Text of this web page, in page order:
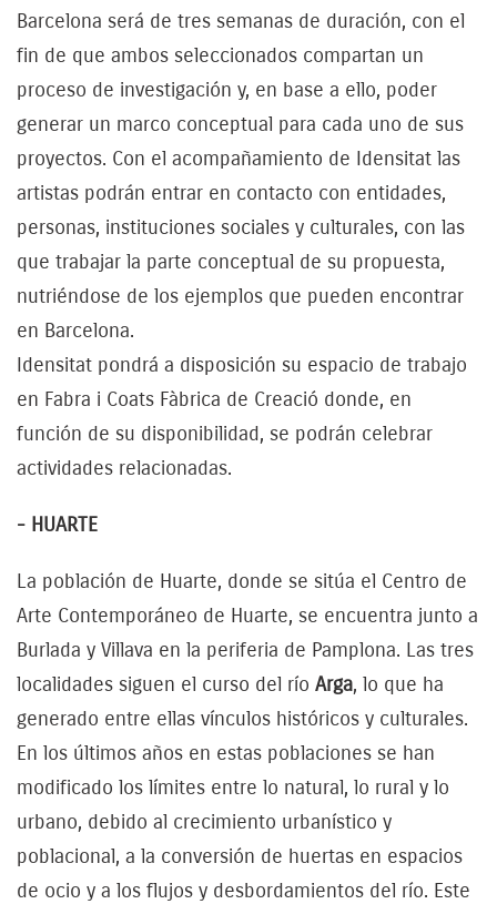
Barcelona será de tres semanas de duración, con el
fin de que ambos seleccionados compartan un
proceso de investigación y, en base a ello, poder
generar un marco conceptual para cada uno de sus
proyectos. Con el acompañamiento de Idensitat las
artistas podrán entrar en contacto con entidades,
personas, instituciones sociales y culturales, con las
que trabajar la parte conceptual de su propuesta,
nutriéndose de los ejemplos que pueden encontrar
en Barcelona.
Idensitat pondrá a disposición su espacio de trabajo
en Fabra i Coats Fàbrica de Creació donde, en
función de su disponibilidad, se podrán celebrar
actividades relacionadas.
- HUARTE
La población de Huarte, donde se sitúa el Centro de
Arte Contemporáneo de Huarte, se encuentra junto a
Burlada y Villava en la periferia de Pamplona. Las tres
localidades siguen el curso del río Arga, lo que ha
generado entre ellas vínculos históricos y culturales.
En los últimos años en estas poblaciones se han
modificado los límites entre lo natural, lo rural y lo
urbano, debido al crecimiento urbanístico y
poblacional, a la conversión de huertas en espacios
de ocio y a los flujos y desbordamientos del río. Este